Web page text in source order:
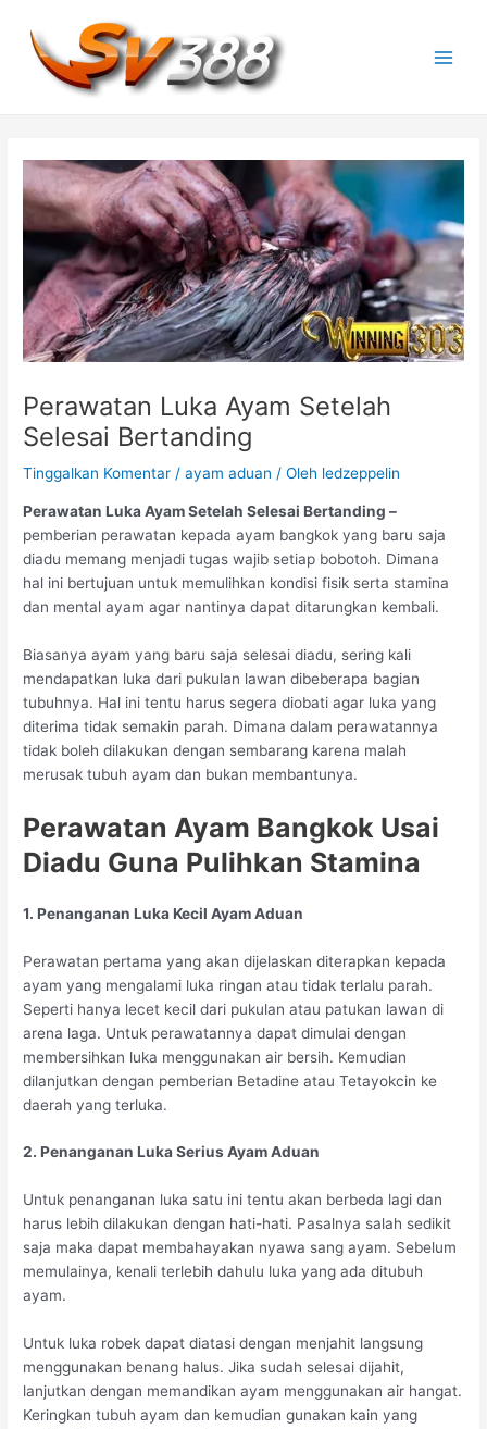
konten
i
n
M
e
n
u
Perawatan Luka Ayam Setelah
Selesai Bertanding
Tinggalkan Komentar /ayam aduan / Oleh ledzeppelin
Perawatan Luka Ayam Setelah Selesai Bertanding –
pemberian perawatan kepada ayam bangkok yang baru saja
diadu memang menjadi tugas wajib setiap bobotoh. Dimana
hal ini bertujuan untuk memulihkan kondisi fisik serta stamina
dan mental ayam agar nantinya dapat ditarungkan kembali.
Biasanya ayam yang baru saja selesai diadu, sering kali
mendapatkan luka dari pukulan lawan dibeberapa bagian
tubuhnya. Hal ini tentu harus segera diobati agar luka yang
diterima tidak semakin parah. Dimana dalam perawatannya
tidak boleh dilakukan dengan sembarang karena malah
merusak tubuh ayam dan bukan membantunya.
Perawatan Ayam Bangkok Usai
Diadu Guna Pulihkan Stamina
1. Penanganan Luka Kecil Ayam Aduan
Perawatan pertama yang akan dijelaskan diterapkan kepada
ayam yang mengalami luka ringan atau tidak terlalu parah.
Seperti hanya lecet kecil dari pukulan atau patukan lawan di
arena laga. Untuk perawatannya dapat dimulai dengan
membersihkan luka menggunakan air bersih. Kemudian
dilanjutkan dengan pemberian Betadine atau Tetayokcin ke
daerah yang terluka.
2. Penanganan Luka Serius Ayam Aduan
Untuk penanganan luka satu ini tentu akan berbeda lagi dan
harus lebih dilakukan dengan hati-hati. Pasalnya salah sedikit
saja maka dapat membahayakan nyawa sang ayam. Sebelum
memulainya, kenali terlebih dahulu luka yang ada ditubuh
ayam.
Untuk luka robek dapat diatasi dengan menjahit langsung
menggunakan benang halus. Jika sudah selesai dijahit,
lanjutkan dengan memandikan ayam menggunakan air hangat.
Keringkan tubuh ayam dan kemudian gunakan kain yang